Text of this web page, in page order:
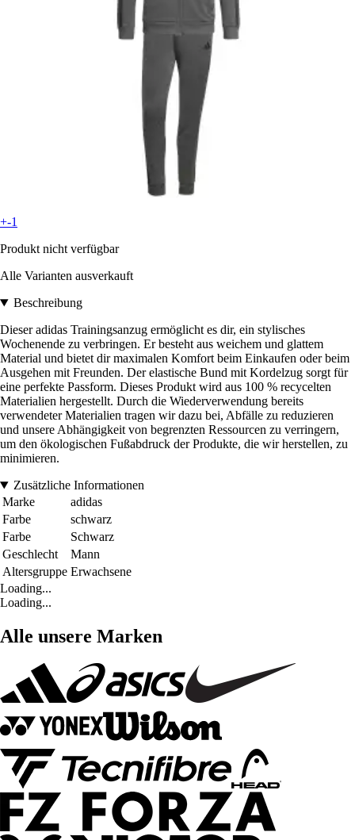
+-1
Produkt nicht verfügbar
Alle Varianten ausverkauft
Beschreibung
Dieser adidas Trainingsanzug ermöglicht es dir, ein stylisches
Wochenende zu verbringen. Er besteht aus weichem und glattem
Material und bietet dir maximalen Komfort beim Einkaufen oder beim
Ausgehen mit Freunden. Der elastische Bund mit Kordelzug sorgt für
eine perfekte Passform. Dieses Produkt wird aus 100 % recycelten
Materialien hergestellt. Durch die Wiederverwendung bereits
verwendeter Materialien tragen wir dazu bei, Abfälle zu reduzieren
und unsere Abhängigkeit von begrenzten Ressourcen zu verringern,
um den ökologischen Fußabdruck der Produkte, die wir herstellen, zu
minimieren.
Zusätzliche Informationen
Marke
adidas
Farbe
schwarz
Farbe
Schwarz
Geschlecht
Mann
Altersgruppe Erwachsene
Loading...
Loading...
Alle unsere Marken